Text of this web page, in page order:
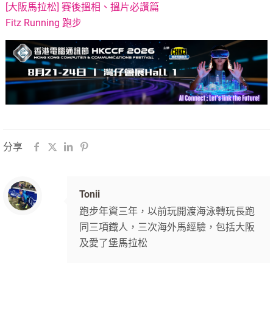
[大阪馬拉松] 賽後搵相、搵片必讚篇
Fitz Running 跑步
分享
Tonii
跑步年資三年，以前玩開渡海泳轉玩長跑
同三項鐡人，三次海外馬經驗，包括大阪
及愛了堡馬拉松